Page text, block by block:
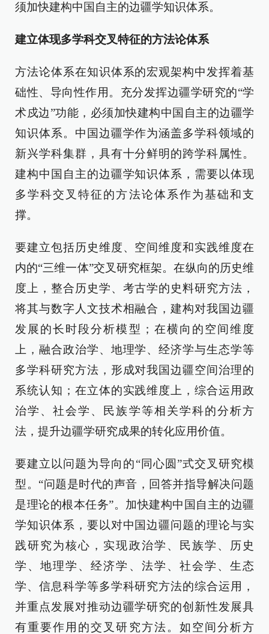
须加快建构中国自主的边疆学知识体系。
建立体现多学科交叉特征的方法论体系
方法论体系在知识体系的宏观架构中发挥着基
础性、导向性作用。充分发挥边疆学研究的“学
术戍边”功能，必须加快建构中国自主的边疆学
知识体系。中国边疆学作为涵盖多学科领域的
新兴学科集群，具有十分鲜明的跨学科属性。
建构中国自主的边疆学知识体系，需要以体现
多学科交叉特征的方法论体系作为基础和支
撑。
要建立包括历史维度、空间维度和实践维度在
内的“三维一体”交叉研究框架。在纵向的历史维
度上，整合历史学、考古学的史料研究方法，
将其与数字人文技术相融合，建构对我国边疆
发展的长时段分析模型；在横向的空间维度
上，融合政治学、地理学、经济学与生态学等
多学科研究方法，形成对我国边疆空间治理的
系统认知；在立体的实践维度上，综合运用政
治学、社会学、民族学等相关学科的分析方
法，提升边疆学研究成果的转化应用价值。
要建立以问题为导向的“同心圆”式交叉研究模
型。“问题是时代的声音，回答并指导解决问题
是理论的根本任务”。加快建构中国自主的边疆
学知识体系，要以对中国边疆问题的理论与实
践研究为核心，实现政治学、民族学、历史
学、地理学、经济学、法学、社会学、生态
学、信息科学等多学科研究方法的综合运用，
并重点发展对推动边疆学研究的创新性发展具
有重要作用的交叉研究方法。如空间分析方